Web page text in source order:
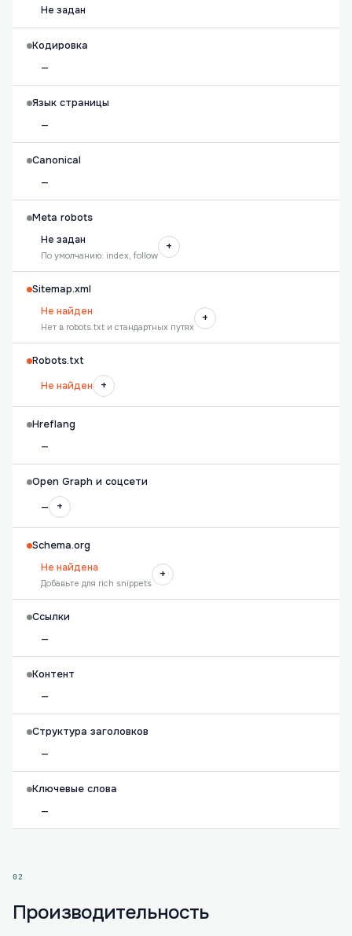
Не задан
Кодировка
—
Язык страницы
—
Canonical
—
Meta robots
Не задан
По умолчанию: index, follow
+
Sitemap.xml
Не найден
Нет в robots.txt и стандартных путях
+
Robots.txt
Не найден
+
Hreflang
—
Open Graph и соцсети
—
+
Schema.org
Не найдена
Добавьте для rich snippets
+
Ссылки
—
Контент
—
Структура заголовков
—
Ключевые слова
—
02
Производительность